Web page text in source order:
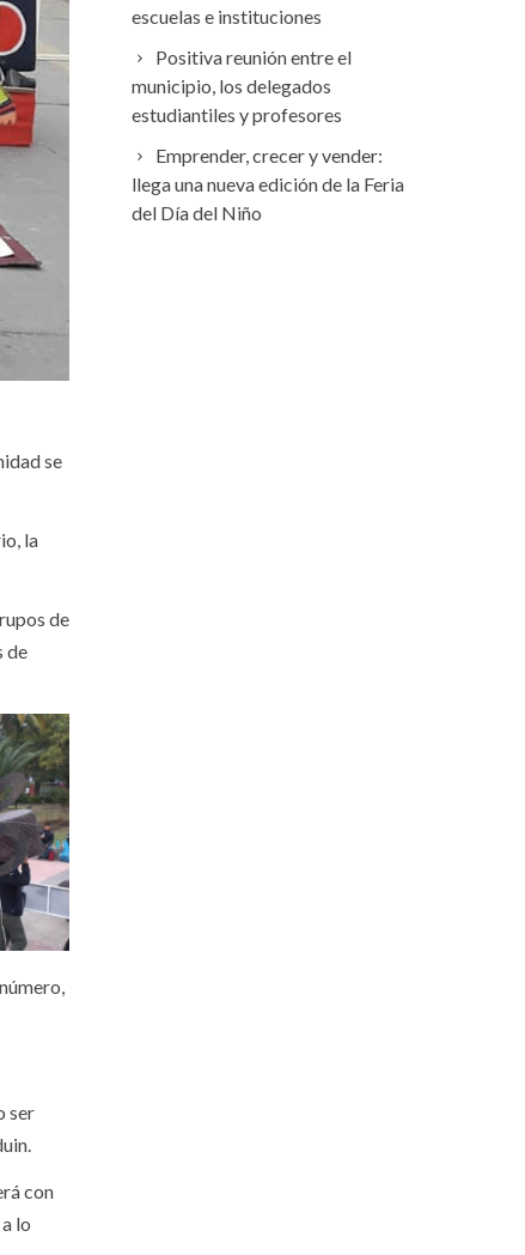
se
la
de
de
ser
con
lo
escuelas e instituciones
Positiva reunión entre el
municipio, los delegados
estudiantiles y profesores
Emprender, crecer y vender:
llega una nueva edición de la Feria
del Día del Niño